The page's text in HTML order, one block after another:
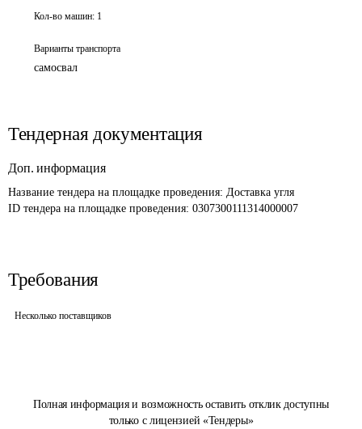
Полная информация и возможность оставить отклик доступны
только с лицензией «Тендеры»
Кол-во машин: 1
Варианты транспорта
самосвал
Тендерная документация
Доп. информация
Название тендера на площадке проведения: Доставка угля
ID тендера на площадке проведения: 0307300111314000007
Требования
Несколько поставщиков